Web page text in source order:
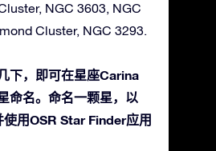
NGC 3603, NGC
Cluster, NGC 3293.
下，即可在星座Carina
命名。命名一颗星，以
用OSR Star Finder应用